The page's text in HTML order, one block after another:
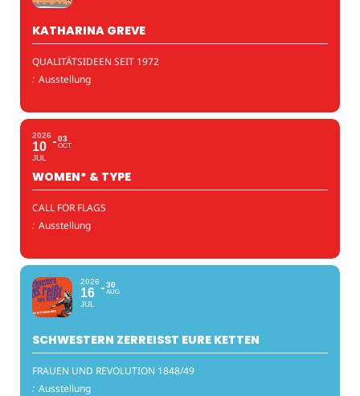
KATHARINA GREVE
QUALITÄTSIDEEN SEIT 1972
: Ausstellung
2026
10
JUL
03
OCT
WOMEN* & TYPE
CALL FOR FLAGS
: Ausstellung
2026
16
JUL
30
AUG
SCHWESTERN ZERREISST EURE KETTEN
FRAUEN UND REVOLUTION 1848/49
: Ausstellung